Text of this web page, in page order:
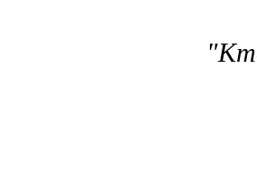
"Кто
давно